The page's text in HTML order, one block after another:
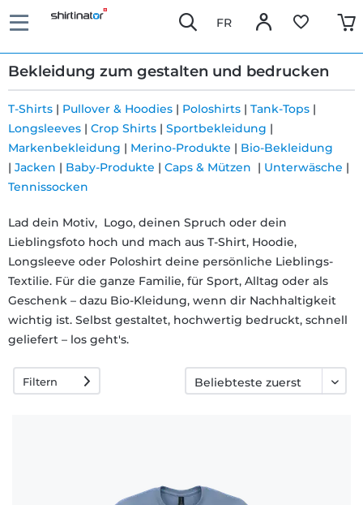
FR
Bekleidung zum gestalten und bedrucken
Schnelle
Lieferung
30 Tage
Umtauschrecht
Rückgaberecht
Häufige
Fragen
T-Shirts | Pullover & Hoodies | Poloshirts | Tank-Tops |
Longsleeves | Crop Shirts | Sportbekleidung |
Markenbekleidung | Merino-Produkte | Bio-Bekleidung
| Jacken | Baby-Produkte | Caps & Mützen | Unterwäsche |
Tennissocken
Lad dein Motiv, Logo, deinen Spruch oder dein
Lieblingsfoto hoch und mach aus T-Shirt, Hoodie,
Longsleeve oder Poloshirt deine persönliche Lieblings-
Textilie. Für die ganze Familie, für Sport, Alltag oder als
Geschenk – dazu Bio-Kleidung, wenn dir Nachhaltigkeit
wichtig ist. Selbst gestaltet, hochwertig bedruckt, schnell
geliefert – los geht's.
Filtern